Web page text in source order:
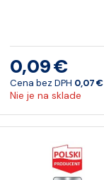
0,09 €
Cena bez DPH 0,07 €
Nie je na sklade